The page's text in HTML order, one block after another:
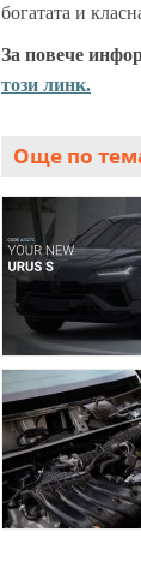
богатата и
За повече
този линк.
Още по